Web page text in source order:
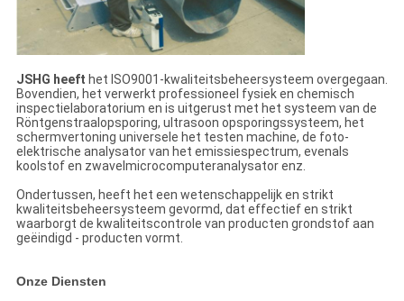
JSHG heeft het ISO9001-kwaliteitsbeheersysteem overgegaan.
Bovendien, het verwerkt professioneel fysiek en chemisch
inspectielaboratorium en is uitgerust met het systeem van de
Röntgenstraalopsporing, ultrasoon opsporingssysteem, het
schermvertoning universele het testen machine, de foto-
elektrische analysator van het emissiespectrum, evenals
koolstof en zwavelmicrocomputeranalysator enz.
Ondertussen, heeft het een wetenschappelijk en strikt
kwaliteitsbeheersysteem gevormd, dat effectief en strikt
waarborgt de kwaliteitscontrole van producten grondstof aan
geëindigd - producten vormt.
Onze Diensten